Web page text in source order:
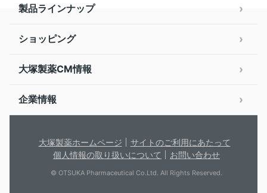
製品ラインナップ
ショッピング
大塚製薬CM情報
企業情報
大塚製薬ホームページ
サイトのご利用にあたって
個人情報の取り扱いについて
お問い合わせ
© OTSUKA Pharmaceutical Co.Ltd. All Rights Reserved.